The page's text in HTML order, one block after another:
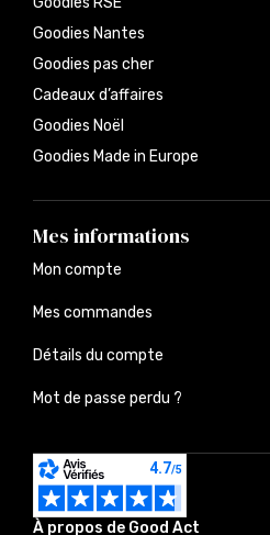
À propos de Good Act
Goodies Nantes
Goodies pas cher
Cadeaux d’affaires
Goodies Noël
Goodies Made in Europe
Mes informations
Mon compte
Mes commandes
Détails du compte
Mot de passe perdu ?